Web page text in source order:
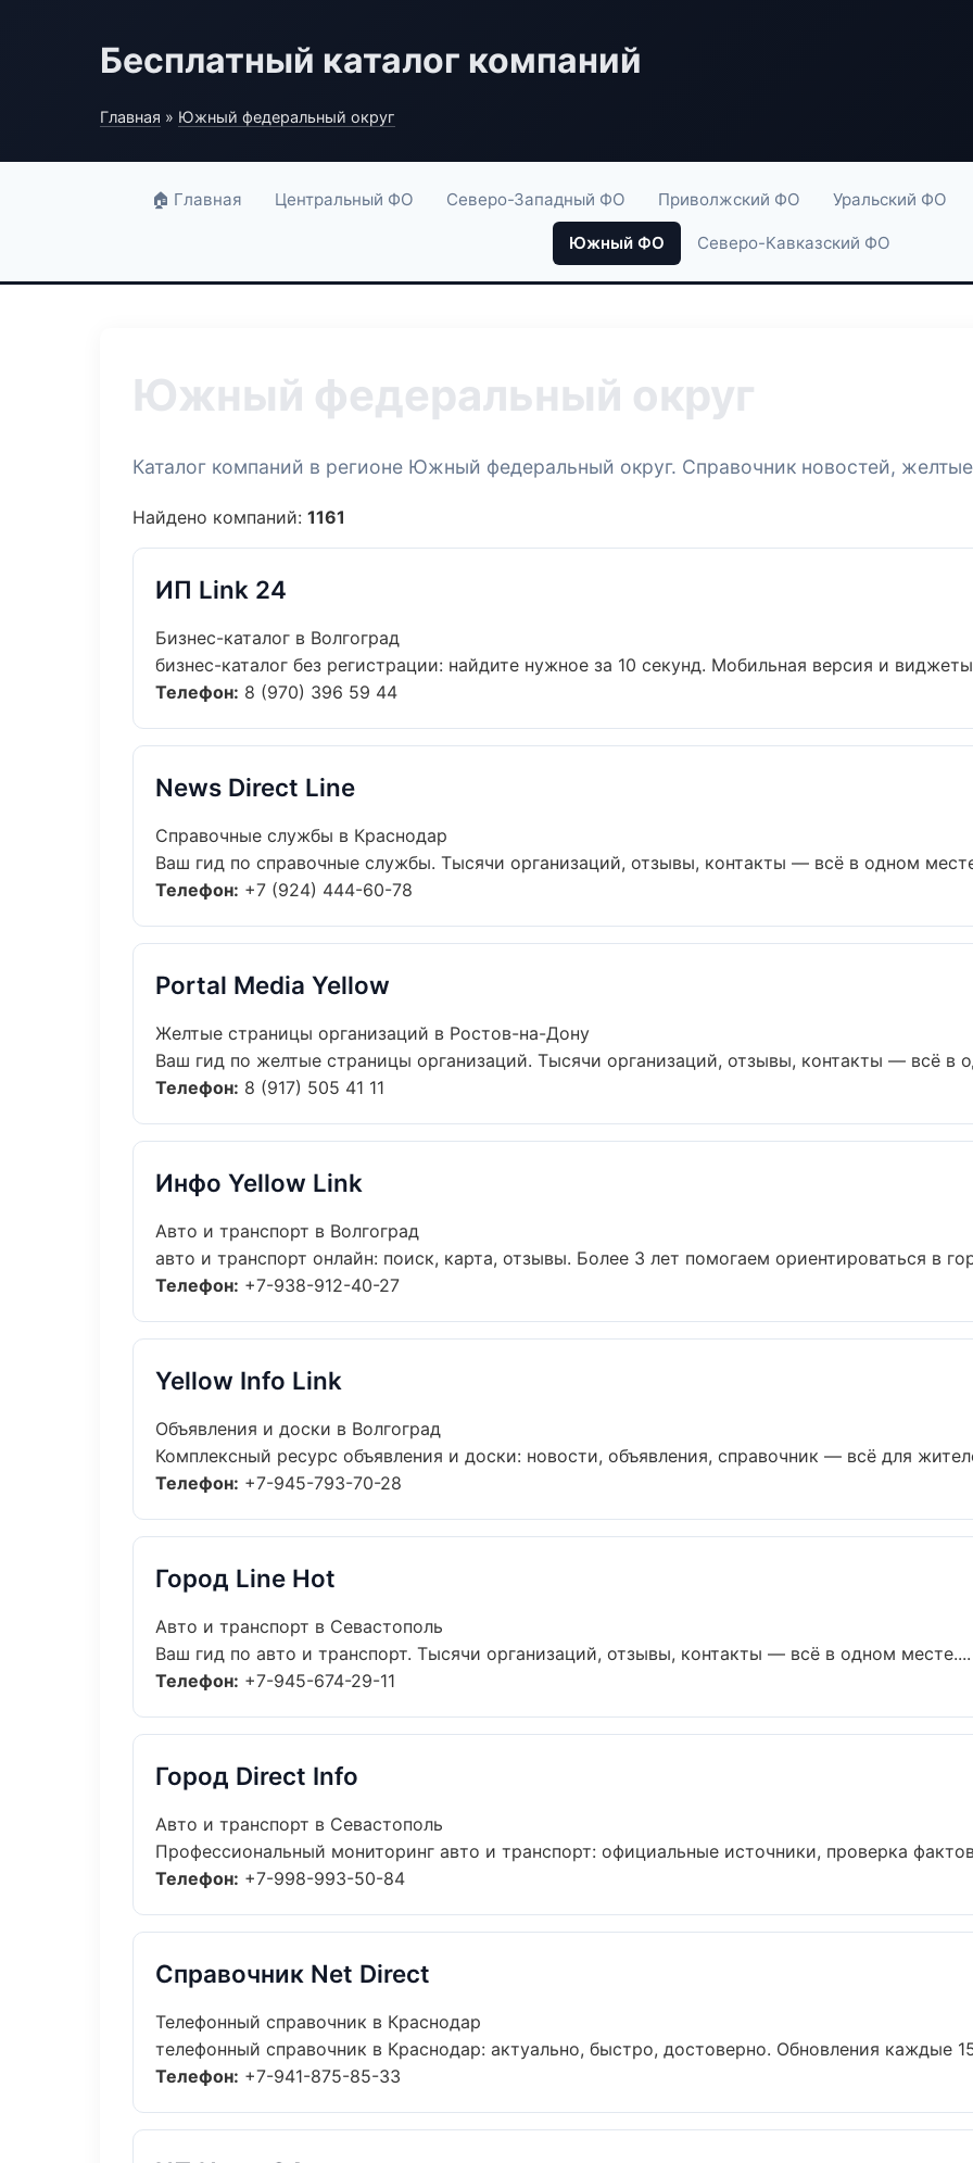
Бесплатный каталог компаний
Главная » Южный федеральный округ
🏠 Главная Центральный ФО Северо-Западный ФО Приволжский ФО Уральский ФО
Южный ФО Северо-Кавказский ФО
Южный федеральный округ
Каталог компаний в регионе Южный федеральный округ. Справочник новостей,
Найдено компаний: 1161
ИП Link 24
Бизнес-каталог в Волгоград
бизнес-каталог без регистрации: найдите нужное за 10 секунд. Мобильная версия и
Телефон: 8 (970) 396 59 44
News Direct Line
Справочные службы в Краснодар
Ваш гид по справочные службы. Тысячи организаций, отзывы, контакты — всё в одном
Телефон: +7 (924) 444-60-78
Portal Media Yellow
Желтые страницы организаций в Ростов-на-Дону
Ваш гид по желтые страницы организаций. Тысячи организаций, отзывы, контакты — всё в
Телефон: 8 (917) 505 41 11
Инфо Yellow Link
Авто и транспорт в Волгоград
авто и транспорт онлайн: поиск, карта, отзывы. Более 3 лет помогаем ориентироваться в
Телефон: +7-938-912-40-27
Yellow Info Link
Объявления и доски в Волгоград
Комплексный ресурс объявления и доски: новости, объявления, справочник — всё для
Телефон: +7-945-793-70-28
Город Line Hot
Авто и транспорт в Севастополь
Ваш гид по авто и транспорт. Тысячи организаций, отзывы, контакты — всё в одном месте....
Телефон: +7-945-674-29-11
Город Direct Info
Авто и транспорт в Севастополь
Профессиональный мониторинг авто и транспорт: официальные источники, проверка
Телефон: +7-998-993-50-84
Справочник Net Direct
Телефонный справочник в Краснодар
телефонный справочник в Краснодар: актуально, быстро, достоверно. Обновления каждые
Телефон: +7-941-875-85-33